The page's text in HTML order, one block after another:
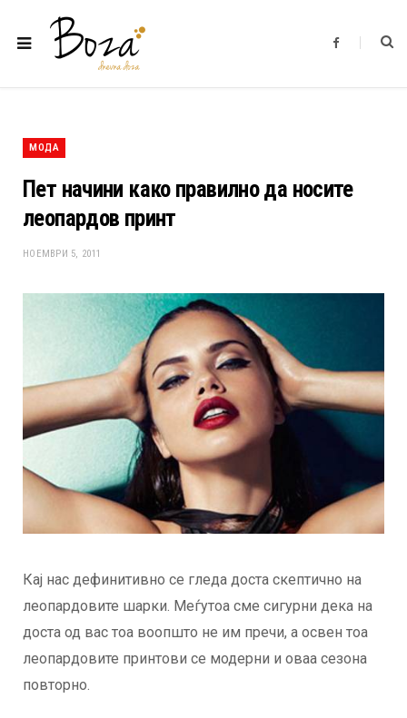
F
b
МОДА
Пет начини како правилно да носите
леопардов принт
НОЕМВРИ 5, 2011
Кај нас дефинитивно се гледа доста скептично на
леопардовите шарки. Меѓутоа сме сигурни дека на
доста од вас тоа воопшто не им пречи, а освен тоа
леопардовите принтови се модерни и оваа сезона
повторно.